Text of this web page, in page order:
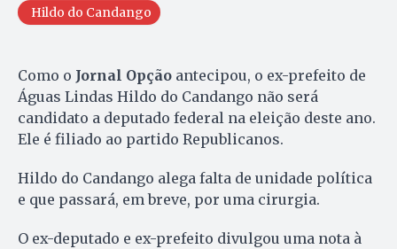
Hildo do Candango
Como o Jornal Opção antecipou, o ex-prefeito de
Águas Lindas Hildo do Candango não será
candidato a deputado federal na eleição deste ano.
Ele é filiado ao partido Republicanos.
Hildo do Candango alega falta de unidade política
e que passará, em breve, por uma cirurgia.
O ex-deputado e ex-prefeito divulgou uma nota à